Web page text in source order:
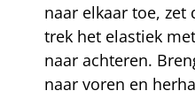
naar elkaar toe, zet
trek het elastiek
naar achteren.
naar voren en